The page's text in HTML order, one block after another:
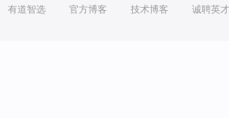
有道智选 官方博客 技术博客 诚聘英才